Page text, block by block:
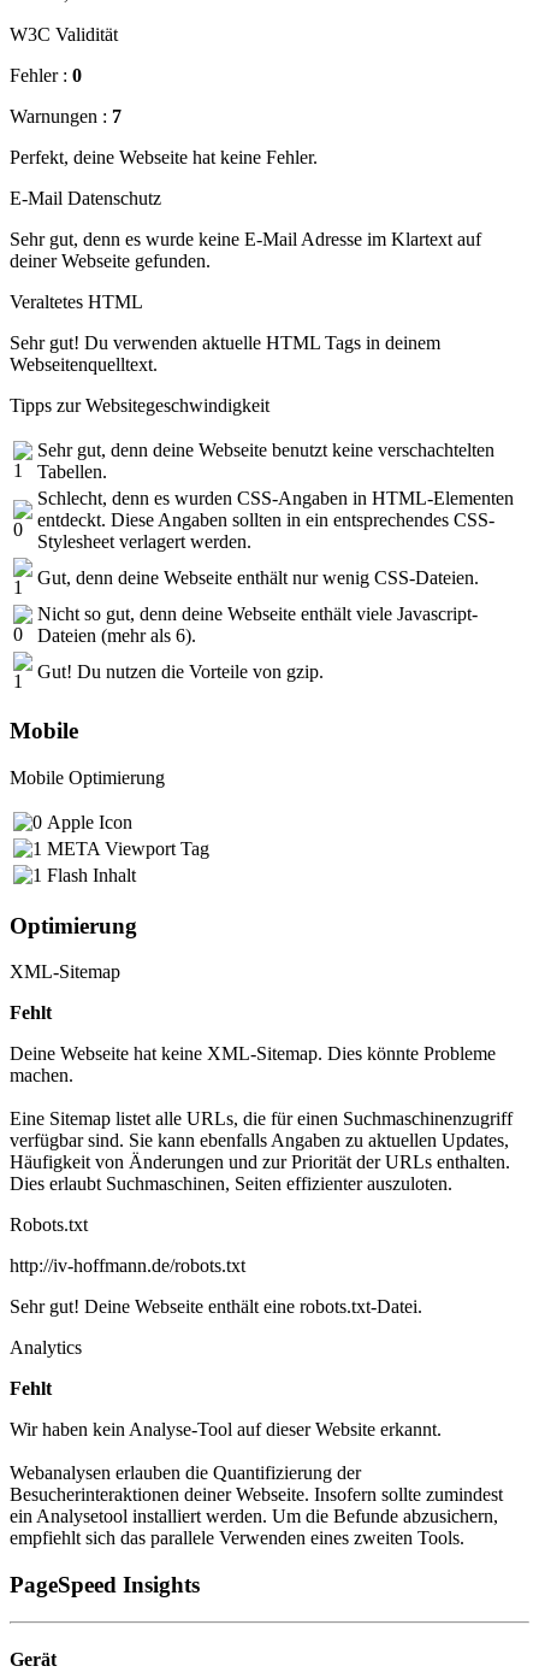
W3C Validität
Fehler : 0
Warnungen : 7
Perfekt, deine Webseite hat keine Fehler.
E-Mail Datenschutz
Sehr gut, denn es wurde keine E-Mail Adresse im Klartext auf
deiner Webseite gefunden.
Veraltetes HTML
Sehr gut! Du verwenden aktuelle HTML Tags in deinem
Webseitenquelltext.
Tipps zur Websitegeschwindigkeit
Sehr gut, denn deine Webseite benutzt keine verschachtelten
Tabellen.
Schlecht, denn es wurden CSS-Angaben in HTML-Elementen
entdeckt. Diese Angaben sollten in ein entsprechendes CSS-
Stylesheet verlagert werden.
Gut, denn deine Webseite enthält nur wenig CSS-Dateien.
Nicht so gut, denn deine Webseite enthält viele Javascript-
Dateien (mehr als 6).
Gut! Du nutzen die Vorteile von gzip.
Mobile
Mobile Optimierung
Apple Icon
META Viewport Tag
Flash Inhalt
Optimierung
XML-Sitemap
Fehlt
Deine Webseite hat keine XML-Sitemap. Dies könnte Probleme
machen.
Eine Sitemap listet alle URLs, die für einen Suchmaschinenzugriff
verfügbar sind. Sie kann ebenfalls Angaben zu aktuellen Updates,
Häufigkeit von Änderungen und zur Priorität der URLs enthalten.
Dies erlaubt Suchmaschinen, Seiten effizienter auszuloten.
Robots.txt
http://iv-hoffmann.de/robots.txt
Sehr gut! Deine Webseite enthält eine robots.txt-Datei.
Analytics
Fehlt
Wir haben kein Analyse-Tool auf dieser Website erkannt.
Webanalysen erlauben die Quantifizierung der
Besucherinteraktionen deiner Webseite. Insofern sollte zumindest
ein Analysetool installiert werden. Um die Befunde abzusichern,
empfiehlt sich das parallele Verwenden eines zweiten Tools.
PageSpeed Insights
Gerät